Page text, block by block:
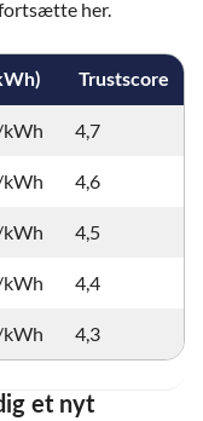
her.
Trustscore
kWh 4,7
kWh 4,6
kWh 4,5
kWh 4,4
kWh 4,3
et nyt